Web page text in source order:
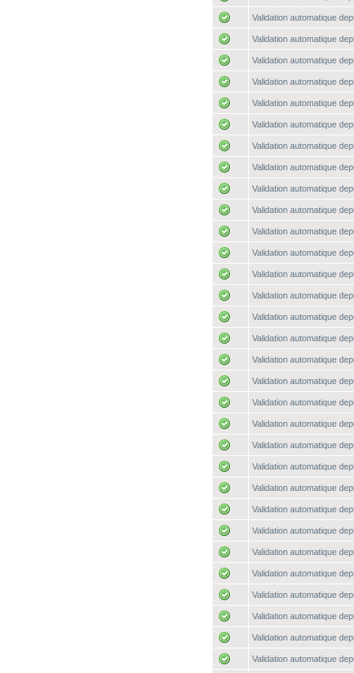
Validation automatique
Validation automatique
Validation automatique
Validation automatique
Validation automatique
Validation automatique
Validation automatique
Validation automatique
Validation automatique
Validation automatique
Validation automatique
Validation automatique
Validation automatique
Validation automatique
Validation automatique
Validation automatique
Validation automatique
Validation automatique
Validation automatique
Validation automatique
Validation automatique
Validation automatique
Validation automatique
Validation automatique
Validation automatique
Validation automatique
Validation automatique
Validation automatique
Validation automatique
Validation automatique
Validation automatique